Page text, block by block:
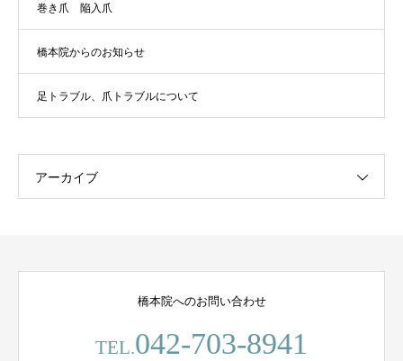
巻き爪 陥入爪
橋本院からのお知らせ
足トラブル、爪トラブルについて
アーカイブ
橋本院へのお問い合わせ
TEL.042-703-8941